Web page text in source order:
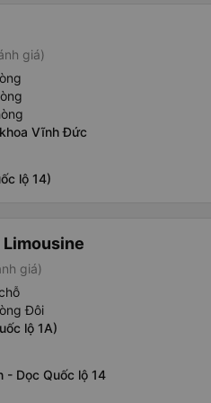
giá)
Vĩnh Đức
lộ 14)
Limousine
giá)
Đôi
lộ 1A)
- Dọc Quốc lộ 14